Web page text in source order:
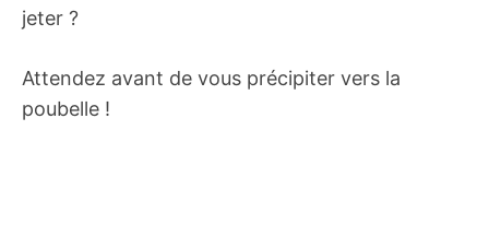
jeter ?
Attendez avant de vous précipiter vers la
poubelle !